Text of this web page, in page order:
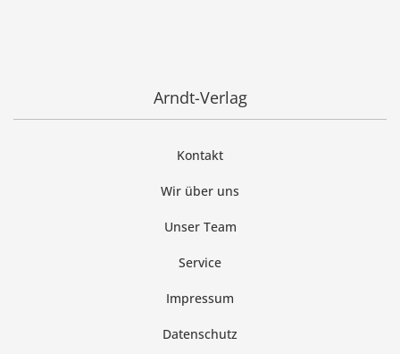
Arndt-Verlag
Kontakt
Wir über uns
Unser Team
Service
Impressum
Datenschutz